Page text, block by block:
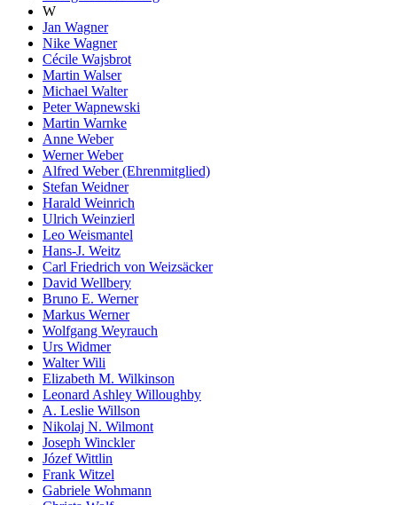
W
Jan Wagner
Nike Wagner
Cécile Wajsbrot
Martin Walser
Michael Walter
Peter Wapnewski
Martin Warnke
Anne Weber
Werner Weber
Alfred Weber (Ehrenmitglied)
Stefan Weidner
Harald Weinrich
Ulrich Weinzierl
Leo Weismantel
Hans-J. Weitz
Carl Friedrich von Weizsäcker
David Wellbery
Bruno E. Werner
Markus Werner
Wolfgang Weyrauch
Urs Widmer
Walter Wili
Elizabeth M. Wilkinson
Leonard Ashley Willoughby
A. Leslie Willson
Nikolaj N. Wilmont
Joseph Winckler
Józef Wittlin
Frank Witzel
Gabriele Wohmann